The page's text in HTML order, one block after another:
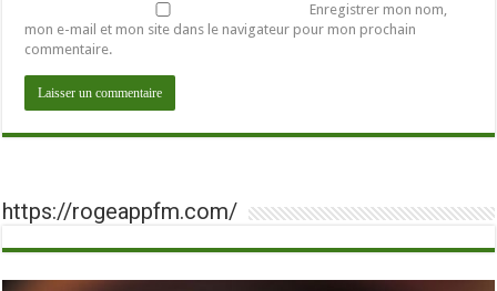
Enregistrer mon nom,
mon e-mail et mon site dans le navigateur pour mon prochain
commentaire.
https://rogeappfm.com/